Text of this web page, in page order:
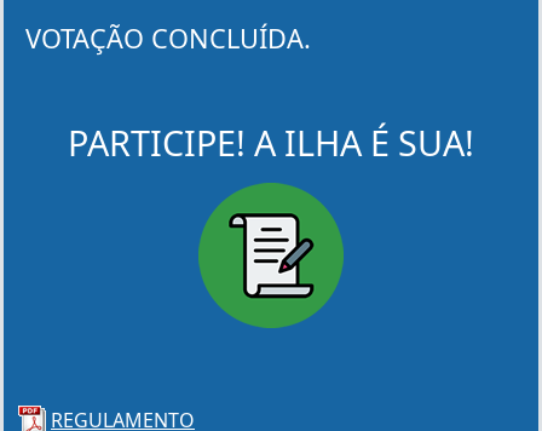
VOTAÇÃO CONCLUÍDA.
PARTICIPE! A ILHA É SUA!
REGULAMENTO